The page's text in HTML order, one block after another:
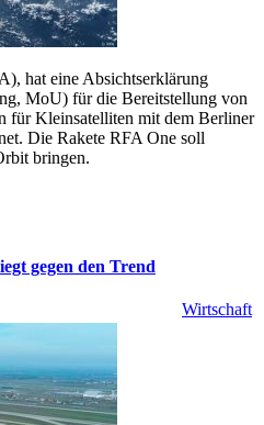
hat eine Absichtserklärung
MoU) für die Bereitstellung von
für Kleinsatelliten mit dem Berliner
Die Rakete RFA One soll
bringen.
gegen den Trend
Wirtschaft